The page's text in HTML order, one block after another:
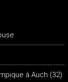
à Auch (32)